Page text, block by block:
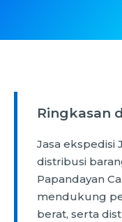
Ringkasan
Jasa ekspedisi
distribusi
Papandayan
mendukung
berat, serta